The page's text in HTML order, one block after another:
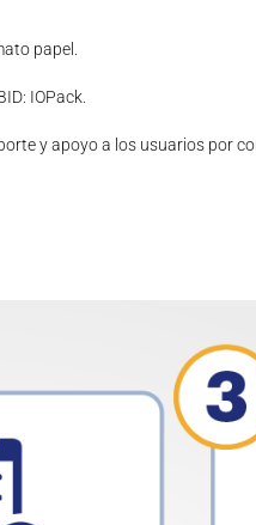
papel.
IOPack.
y apoyo a los usuarios por